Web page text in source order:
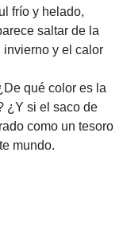
frío y helado,
saltar de la
invierno y el calor
qué color es la
¿Y si el saco de
como un tesoro
mundo.